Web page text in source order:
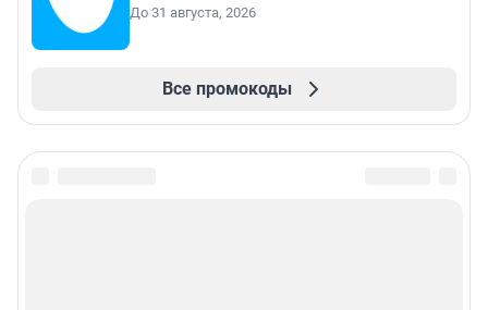
До 31 августа, 2026
Все промокоды